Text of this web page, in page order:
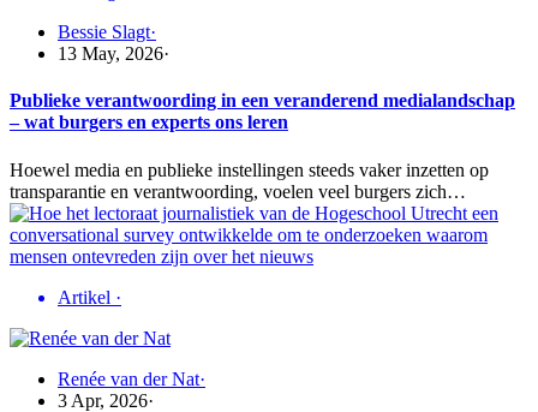
Bessie Slagt·
13 May, 2026·
Publieke verantwoording in een veranderend medialandschap
– wat burgers en experts ons leren
Hoewel media en publieke instellingen steeds vaker inzetten op
transparantie en verantwoording, voelen veel burgers zich…
Artikel ·
Renée van der Nat·
3 Apr, 2026·